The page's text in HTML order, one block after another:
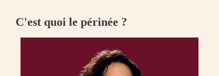
C'est quoi le périnée ?